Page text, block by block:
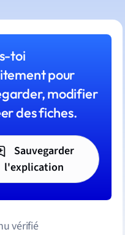
toi
pour
modifier
des fiches.
Sauvegarder
l'explication
vérifié